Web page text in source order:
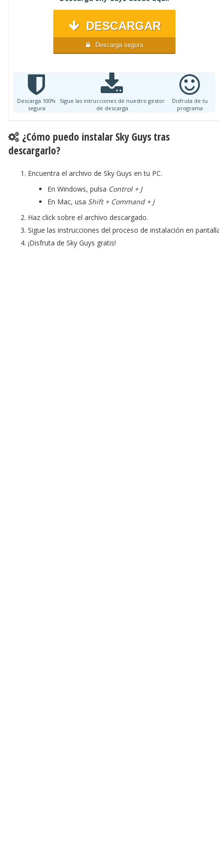
DESCARGAR
Descarga segura
Descarga 100%
segura
Sigue las intrucciones de nuestro gestor
de descarga
Disfruta de tu
programa
¿Cómo puedo instalar Sky Guys tras
descargarlo?
Encuentra el archivo de Sky Guys en tu PC.
En Windows, pulsa Control + J
En Mac, usa Shift + Command + J
Haz click sobre el archivo descargado.
Sigue las instrucciones del proceso de instalación en
¡Disfruta de Sky Guys gratis!